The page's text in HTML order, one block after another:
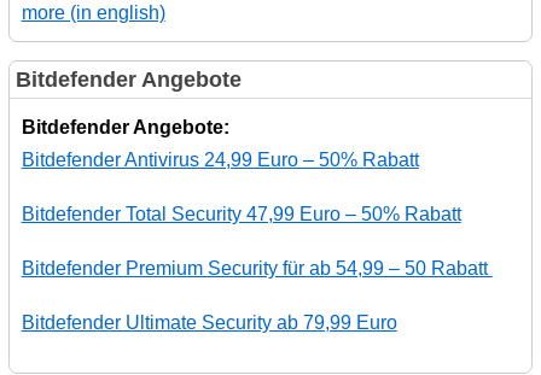
more (in english)
Bitdefender Angebote
Bitdefender Angebote:
Bitdefender Antivirus 24,99 Euro – 50% Rabatt
Bitdefender Total Security 47,99 Euro – 50% Rabatt
Bitdefender Premium Security für ab 54,99 – 50 Rabatt
Bitdefender Ultimate Security ab 79,99 Euro